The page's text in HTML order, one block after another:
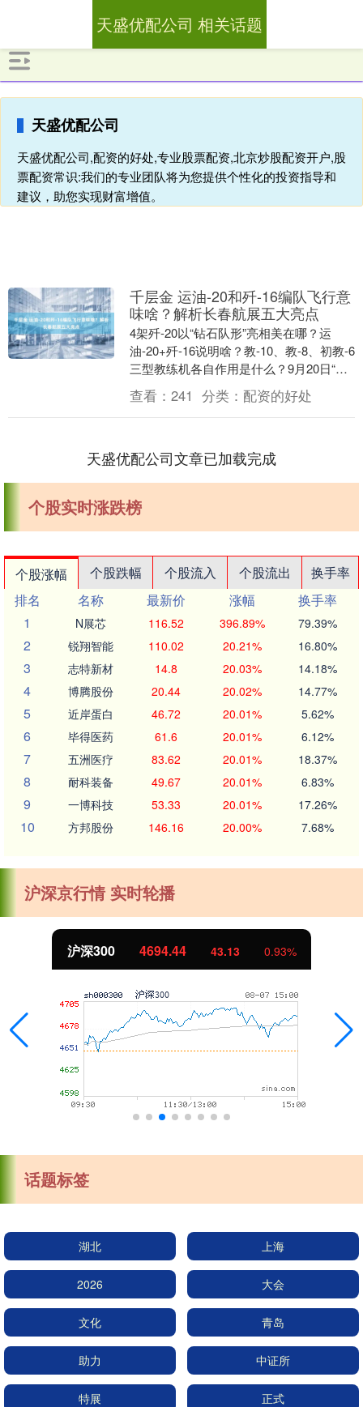
天盛优配公司
天盛优配公司,配资的好处,专业股票配资,北京炒股配资开户,股
票配资常识:我们的专业团队将为您提供个性化的投资指导和
建议，助您实现财富增值。
天盛优配公司 相关话题
千层金 运油-20和歼-16编队飞行意
味啥？解析长春航展五大亮点
4架歼-20以“钻石队形”亮相美在哪？运
油-20+歼-16说明啥？教-10、教-8、初教-6
三型教练机各自作用是什么？9月20日“全
民国防教育日”当天下午千层金....
查看： 241 分类： 配资的好处
天盛优配公司文章已加载完成
个股实时涨跌榜
个股涨幅 个股跌幅 个股流入 个股流出
换手率
排名
名称 最新价 涨幅
换手率
1
N展芯 116.52 396.89% 79.39%
2 锐翔智能 110.02 20.21% 16.80%
3 志特新材 14.8 20.03% 14.18%
4 博腾股份 20.44 20.02% 14.77%
5 近岸蛋白 46.72 20.01% 5.62%
6 毕得医药 61.6 20.01% 6.12%
7 五洲医疗 83.62 20.01% 18.37%
8 耐科装备 49.67 20.01% 6.83%
9 一博科技 53.33 20.01% 17.26%
10 方邦股份 146.16 20.00% 7.68%
沪深京行情 实时轮播
沪深300 4694.44 43.13 0.93%
话题标签
湖北 上海
2026 大会
文化 青岛
助力 中证所
特展 正式